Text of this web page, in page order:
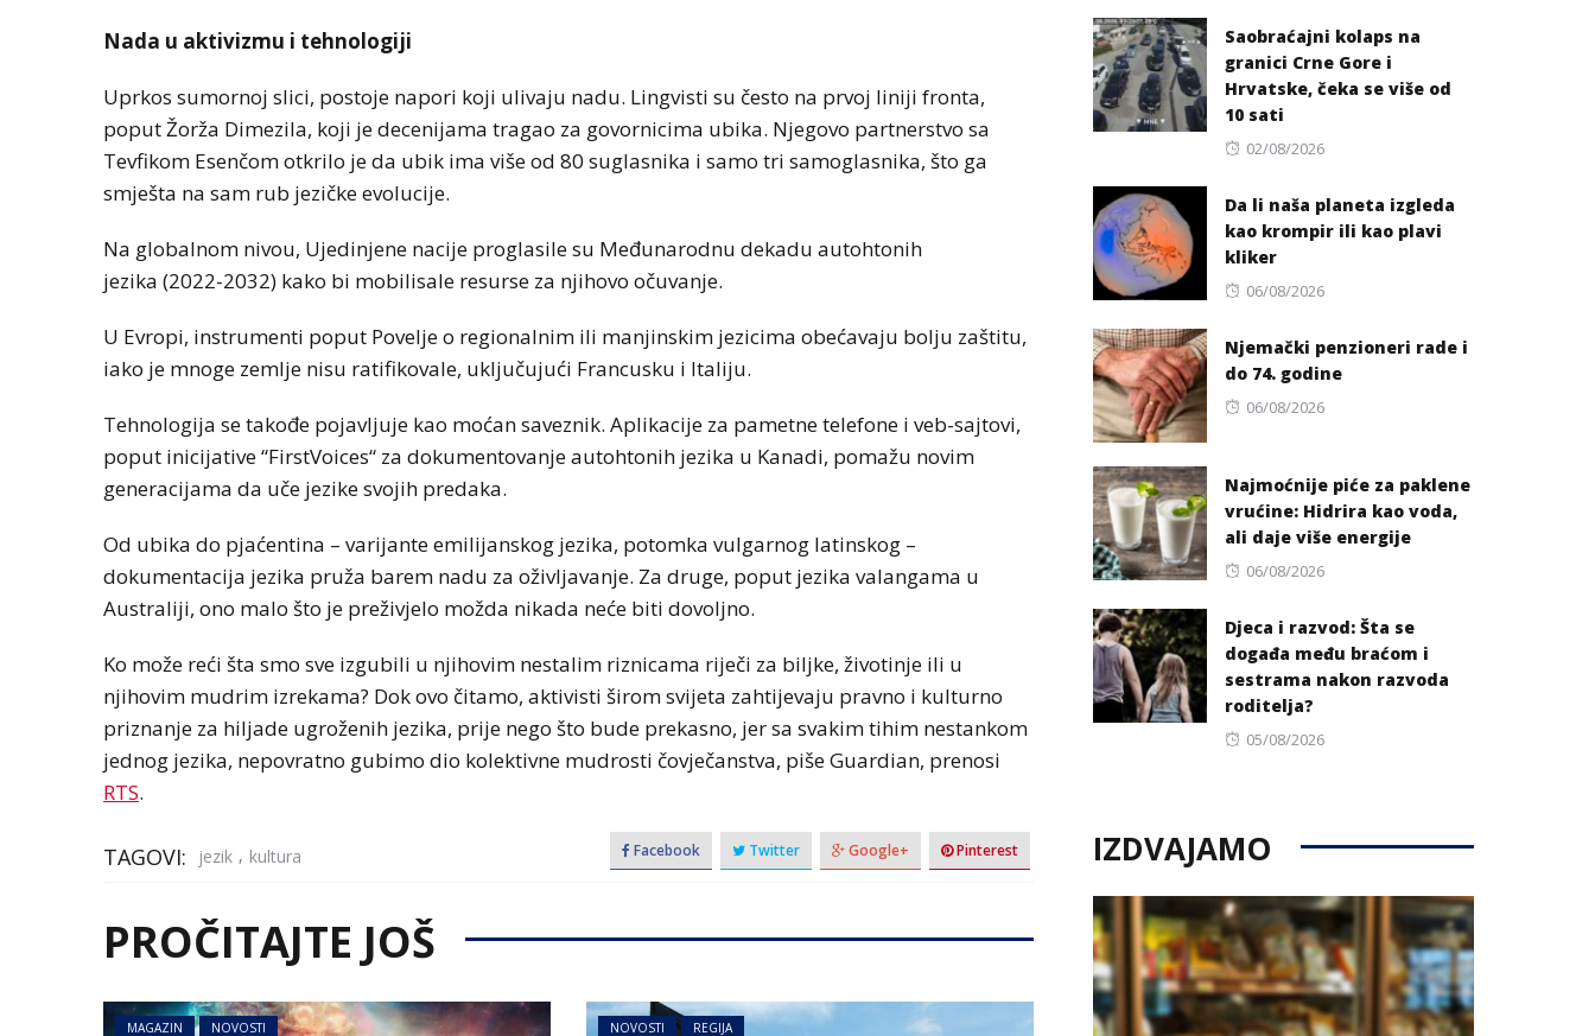
Nada u aktivizmu i tehnologiji
Uprkos sumornoj slici, postoje napori koji ulivaju nadu. Lingvisti su često na prvoj liniji fronta,
poput Žorža Dimezila, koji je decenijama tragao za govornicima ubika. Njegovo partnerstvo sa
Tevfikom Esenčom otkrilo je da ubik ima više od 80 suglasnika i samo tri samoglasnika, što ga
smješta na sam rub jezičke evolucije.
Na globalnom nivou, Ujedinjene nacije proglasile su Međunarodnu dekadu autohtonih
jezika (2022-2032) kako bi mobilisale resurse za njihovo očuvanje.
U Evropi, instrumenti poput Povelje o regionalnim ili manjinskim jezicima obećavaju bolju zaštitu,
iako je mnoge zemlje nisu ratifikovale, uključujući Francusku i Italiju.
Tehnologija se takođe pojavljuje kao moćan saveznik. Aplikacije za pametne telefone i veb-sajtovi,
poput inicijative “FirstVoices“ za dokumentovanje autohtonih jezika u Kanadi, pomažu novim
generacijama da uče jezike svojih predaka.
Od ubika do pjaćentina – varijante emilijanskog jezika, potomka vulgarnog latinskog –
dokumentacija jezika pruža barem nadu za oživljavanje. Za druge, poput jezika valangama u
Australiji, ono malo što je preživjelo možda nikada neće biti dovoljno.
Ko može reći šta smo sve izgubili u njihovim nestalim riznicama riječi za biljke, životinje ili u
njihovim mudrim izrekama? Dok ovo čitamo, aktivisti širom svijeta zahtijevaju pravno i kulturno
priznanje za hiljade ugroženih jezika, prije nego što bude prekasno, jer sa svakim tihim nestankom
jednog jezika, nepovratno gubimo dio kolektivne mudrosti čovječanstva, piše Guardian, prenosi
RTS.
TAGOVI: jezik , kultura Facebook Twitter Google+ Pinterest
PROČITAJTE JOŠ
MAGAZIN NOVOSTI NOVOSTI REGIJA
Saobraćajni kolaps na
granici Crne Gore i
Hrvatske, čeka se više od
10 sati
Posted
02/08/2026
Da li naša planeta izgleda
kao krompir ili kao plavi
kliker
Posted
06/08/2026
Njemački penzioneri rade i
do 74. godine
Posted
06/08/2026
Najmoćnije piće za paklene
vrućine: Hidrira kao voda,
ali daje više energije
Posted
06/08/2026
Djeca i razvod: Šta se
događa među braćom i
sestrama nakon razvoda
roditelja?
Posted
05/08/2026
IZDVAJAMO